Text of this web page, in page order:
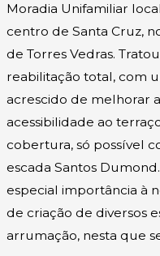
Moradia Unifamiliar
centro de Santa Cruz,
de Torres Vedras.
reabilitação total, com
acrescido de melhorar a
acessibilidade ao
cobertura, só possível
escada Santos
especial importância à
de criação de diversos
arrumação, nesta que